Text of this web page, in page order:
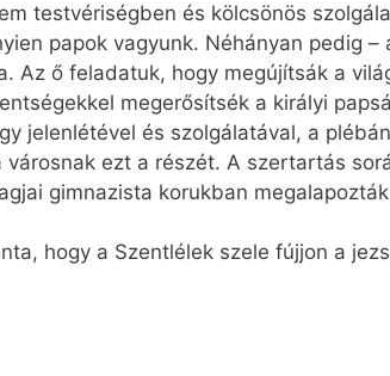
testvériségben és kölcsönös
papok vagyunk. Néhányan pedig
Az ő feladatuk, hogy megújítsák a
megerősítsék a királyi
jelenlétével és szolgálatával, a
ezt a részét. A szertartás
gimnazista korukban
hogy a Szentlélek szele fújjon a